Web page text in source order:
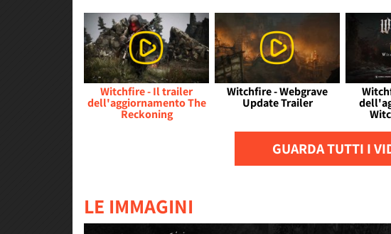
Witchfire - Il trailer
dell'aggiornamento The
Reckoning
Witchfire - Webgrave
Update Trailer
GUARDA TUTTI I
LE IMMAGINI